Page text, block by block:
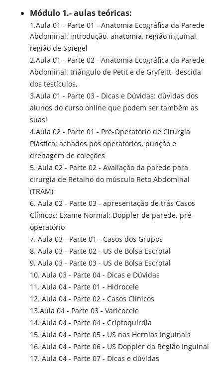
Módulo 1.- aulas teóricas:
1.Aula 01 - Parte 01 - Anatomia Ecográfica da Parede
Abdominal: introdução, anatomia, região inguinal,
região de Spiegel
2.Aula 01 - Parte 02 - Anatomia Ecográfica da Parede
Abdominal: triângulo de Petit e de Gryfeltt, descida
dos testículos,
3.Aula 01 - Parte 03 - Dicas e Dúvidas: dúvidas dos
alunos do curso online que podem ser também as
suas!
4.Aula 02 - Parte 01 - Pré-Operatório de Cirurgia
Plástica; achados pós operatórios, punção e
drenagem de coleções
5. Aula 02 - Parte 02 - Avaliação da parede para
cirurgia de Retalho do músculo Reto Abdominal
(TRAM)
6. Aula 02 - Parte 03 - apresentação de trás Casos
Clínicos: Exame Normal; Doppler de parede, pré-
operatório
7. Aula 03 - Parte 01 - Casos dos Grupos
8. Aula 03 - Parte 02 - US de Bolsa Escrotal
9. Aula 03 - Parte 03 - US de Bolsa Escrotal
10. Aula 03 - Parte 04 - Dicas e Dúvidas
11. Aula 04 - Parte 01 - Hidrocele
12. Aula 04 - Parte 02 - Casos Clínicos
13.Aula 04 - Parte 03 - Varicocele
14. Aula 04 - Parte 04 - Criptoquirdia
15. Aula 04 - Parte 05 - US nas Hernias Inguinais
16. Aula 04 - Parte 06 - US Doppler da Região Inguinal
17. Aula 04 - Parte 07 - Dicas e dúvidas